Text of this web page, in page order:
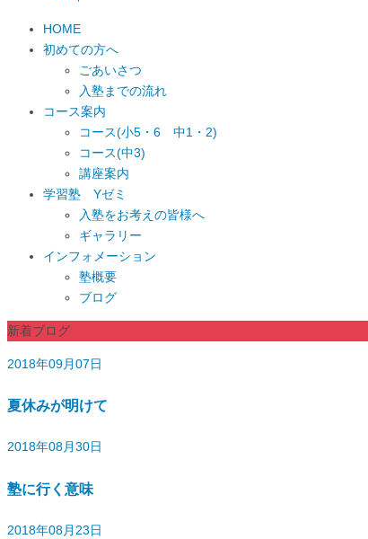
HOME
初めての方へ
ごあいさつ
入塾までの流れ
コース案内
コース(小5・6 中1・2)
コース(中3)
講座案内
学習塾 Yゼミ
入塾をお考えの皆様へ
ギャラリー
インフォメーション
塾概要
ブログ
新着ブログ
2018年09月07日
夏休みが明けて
2018年08月30日
塾に行く意味
2018年08月23日